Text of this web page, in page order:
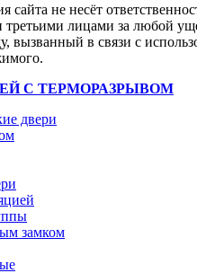
сайта не несёт
третьими лицами за любой
вызванный в связи с
С ТЕРМОРАЗРЫВОМ
двери
замком